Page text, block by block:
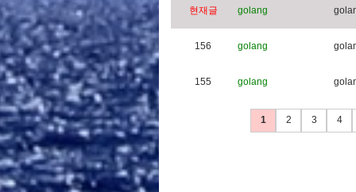
현재글 golang go a
156 golang go a
155 golang go a
1 2 3 4